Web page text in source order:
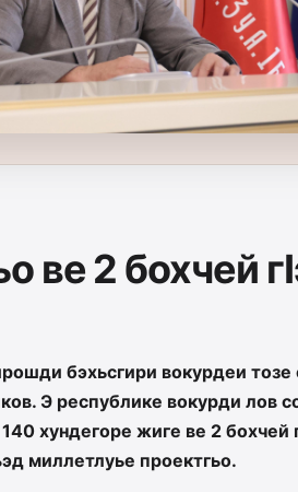
ве 2 бохчей
бэхьсгири вокурдеи тозе
Э республике вокурди лов
хундегоре жиге ве 2 бохчей
миллетлуье проектгьо.